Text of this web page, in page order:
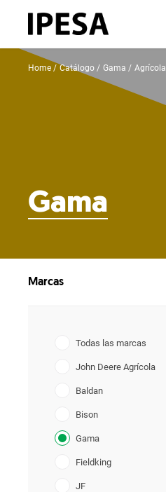
Home Catálogo Gama Agrícola
Gama
Marcas
Todas las marcas
John Deere Agrícola
Baldan
Bison
Gama
Fieldking
JF